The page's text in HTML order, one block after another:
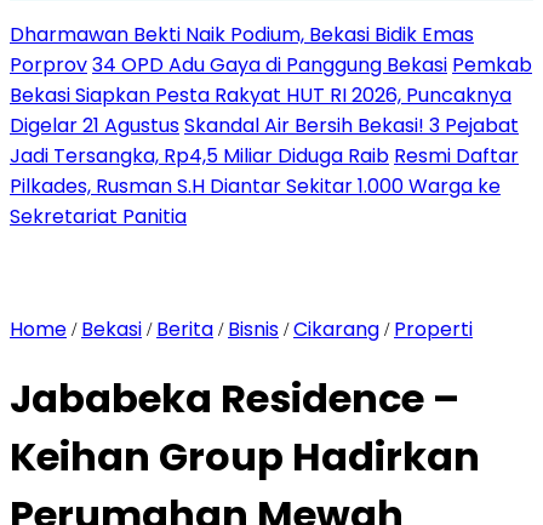
Dharmawan Bekti Naik Podium, Bekasi Bidik Emas
Porprov34 OPD Adu Gaya di Panggung Bekasi Pemkab
Bekasi Siapkan Pesta Rakyat HUT RI 2026, Puncaknya
Digelar 21 AgustusSkandal Air Bersih Bekasi! 3 Pejabat
Jadi Tersangka, Rp4,5 Miliar Diduga Raib Resmi Daftar
Pilkades, Rusman S.H Diantar Sekitar 1.000 Warga ke
Sekretariat Panitia
Home / Bekasi / Berita / Bisnis /Cikarang / Properti
Jababeka Residence –
Keihan Group Hadirkan